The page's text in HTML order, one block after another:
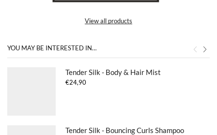
View all products
YOU MAY BE INTERESTED IN…
Tender Silk - Body & Hair Mist
€24,90
Tender Silk - Bouncing Curls Shampoo